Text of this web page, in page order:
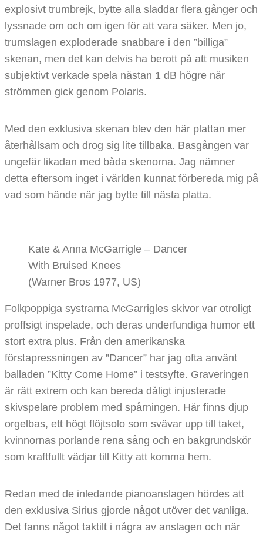
explosivt trumbrejk, bytte alla sladdar flera gånger och
lyssnade om och om igen för att vara säker. Men jo,
trumslagen exploderade snabbare i den ”billiga”
skenan, men det kan delvis ha berott på att musiken
subjektivt verkade spela nästan 1 dB högre när
strömmen gick genom Polaris.
Med den exklusiva skenan blev den här plattan mer
återhållsam och drog sig lite tillbaka. Basgången var
ungefär likadan med båda skenorna. Jag nämner
detta eftersom inget i världen kunnat förbereda mig på
vad som hände när jag bytte till nästa platta.
Kate & Anna McGarrigle – Dancer
With Bruised Knees
(Warner Bros 1977, US)
Folkpoppiga systrarna McGarrigles skivor var otroligt
proffsigt inspelade, och deras underfundiga humor ett
stort extra plus. Från den amerikanska
förstapressningen av ”Dancer” har jag ofta använt
balladen ”Kitty Come Home” i testsyfte. Graveringen
är rätt extrem och kan bereda dåligt injusterade
skivspelare problem med spårningen. Här finns djup
orgelbas, ett högt flöjtsolo som svävar upp till taket,
kvinnornas porlande rena sång och en bakgrundskör
som kraftfullt vädjar till Kitty att komma hem.
Redan med de inledande pianoanslagen hördes att
den exklusiva Sirius gjorde något utöver det vanliga.
Det fanns något taktilt i några av anslagen och när